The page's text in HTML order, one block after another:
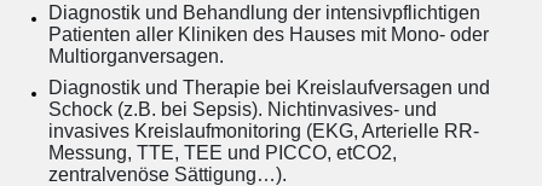
Diagnostik und Behandlung der intensivpflichtigen
Patienten aller Kliniken des Hauses mit Mono- oder
Multiorganversagen.
Diagnostik und Therapie bei Kreislaufversagen und
Schock (z.B. bei Sepsis). Nichtinvasives- und
invasives Kreislaufmonitoring (EKG, Arterielle RR-
Messung, TTE, TEE und PICCO, etCO2,
zentralvenöse Sättigung…).